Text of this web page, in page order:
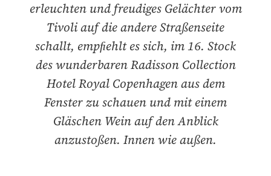
erleuchten und freudiges Gelächter vom
Tivoli auf die andere Straßenseite
schallt, empﬁehlt es sich, im 16. Stock
des wunderbaren Radisson Collection
Hotel Royal Copenhagen aus dem
Fenster zu schauen und mit einem
Gläschen Wein auf den Anblick
anzustoßen. Innen wie außen.